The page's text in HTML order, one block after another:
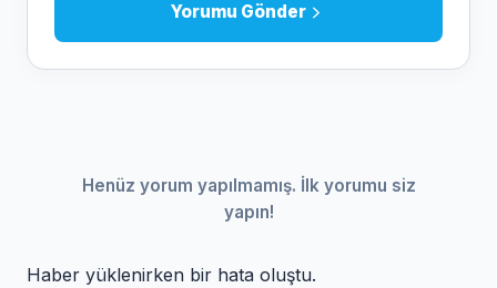
Yorumu Gönder
Henüz yorum yapılmamış. İlk yorumu siz
yapın!
Haber yüklenirken bir hata oluştu.